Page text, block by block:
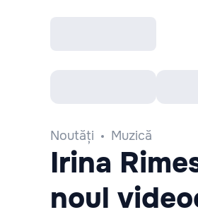
Noutăți Muzică
Irina
noul